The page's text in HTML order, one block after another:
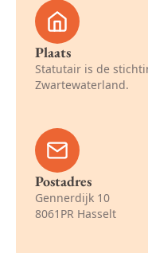
Plaats
Statutair is de
Zwartewaterland.
Postadres
Gennerdijk 10
8061PR Hasselt